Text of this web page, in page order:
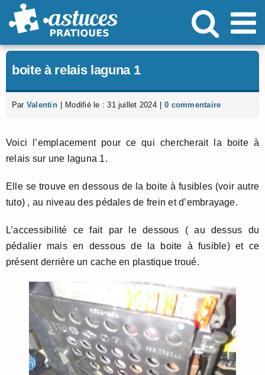
Passer
au
boite à relais laguna 1
Par Valentin Modifié le : 31 juillet 2024 0 commentaire
Voici l’emplacement pour ce qui chercherait la boite à
relais sur une laguna 1.
Elle se trouve en dessous de la boite à fusibles (voir autre
tuto) , au niveau des pédales de frein et d’embrayage.
L’accessibilité ce fait par le dessous ( au dessus du
pédalier mais en dessous de la boite à fusible) et ce
présent derrière un cache en plastique troué.